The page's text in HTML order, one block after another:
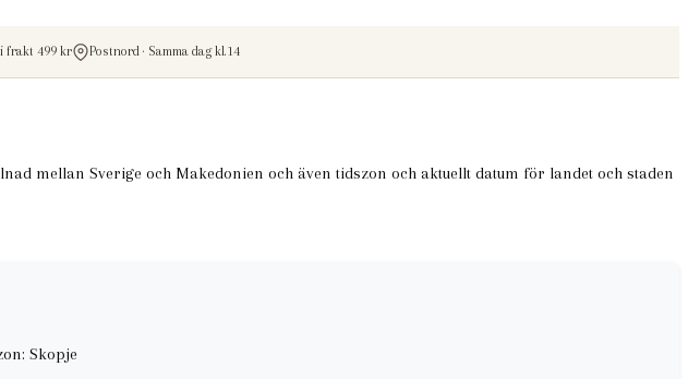
frakt 499 kr Postnord · Samma dag kl.14
mellan Sverige och Makedonien och även tidszon och aktuellt datum för landet och staden
Skopje